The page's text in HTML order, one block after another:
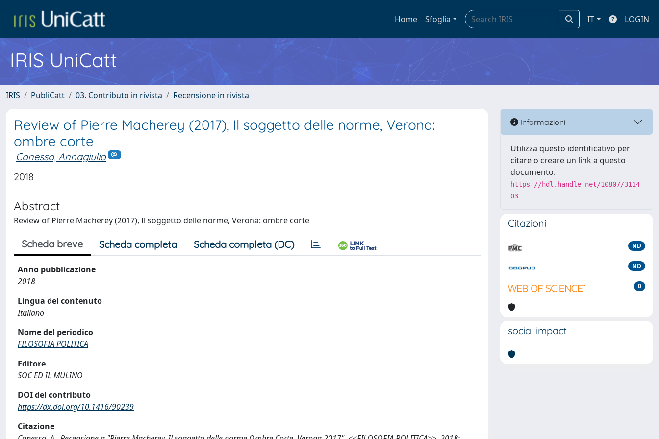
Home Sfoglia IT LOGIN
IRIS UniCatt
IRIS PubliCatt 03. Contributo in rivista Recensione in rivista
Review of Pierre Macherey (2017), Il soggetto delle norme, Verona:
ombre corte
Canesso, Annagiulia
2018
Abstract
Review of Pierre Macherey (2017), Il soggetto delle norme, Verona: ombre corte
Scheda breve Scheda completa Scheda completa (DC)
Anno pubblicazione
2018
Lingua del contenuto
Italiano
Nome del periodico
FILOSOFIA POLITICA
Editore
SOC ED IL MULINO
DOI del contributo
https://dx.doi.org/10.1416/90239
Citazione
Informazioni
Utilizza questo identificativo per
citare o creare un link a questo
documento:
https://hdl.handle.net/10807/3114
03
Citazioni
ND
ND
0
social impact